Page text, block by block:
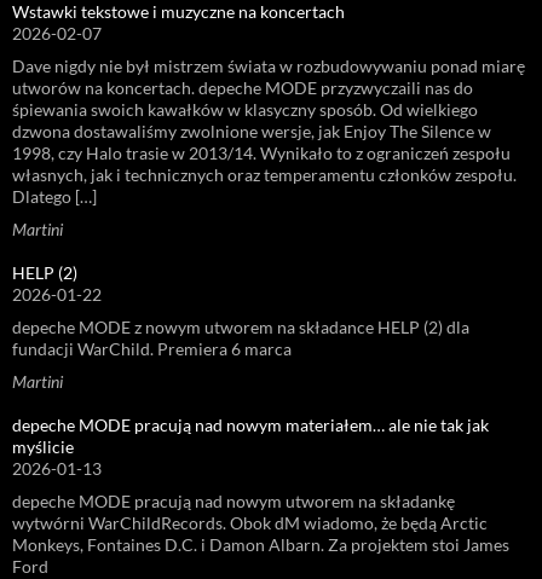
Wstawki tekstowe i muzyczne na koncertach
2026-02-07
Dave nigdy nie był mistrzem świata w rozbudowywaniu ponad miarę
utworów na koncertach. depeche MODE przyzwyczaili nas do
śpiewania swoich kawałków w klasyczny sposób. Od wielkiego
dzwona dostawaliśmy zwolnione wersje, jak Enjoy The Silence w
1998, czy Halo trasie w 2013/14. Wynikało to z ograniczeń zespołu
własnych, jak i technicznych oraz temperamentu członków zespołu.
Dlatego […]
Martini
HELP (2)
2026-01-22
depeche MODE z nowym utworem na składance HELP (2) dla
fundacji WarChild. Premiera 6 marca
Martini
depeche MODE pracują nad nowym materiałem… ale nie tak jak
myślicie
2026-01-13
depeche MODE pracują nad nowym utworem na składankę
wytwórni WarChildRecords. Obok dM wiadomo, że będą Arctic
Monkeys, Fontaines D.C. i Damon Albarn. Za projektem stoi James
Ford